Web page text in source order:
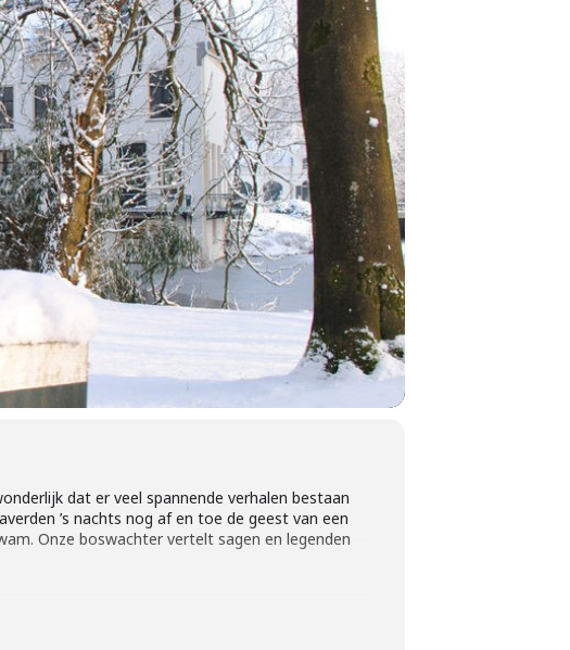
dat er veel spannende verhalen bestaan
’s nachts nog af en toe de geest van een
Onze boswachter vertelt sagen en legenden